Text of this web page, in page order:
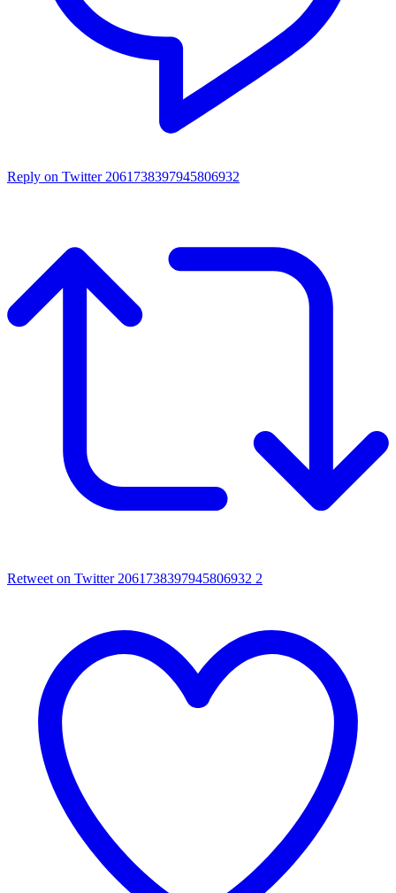
Reply on Twitter 2061738397945806932
Retweet on Twitter 2061738397945806932 2